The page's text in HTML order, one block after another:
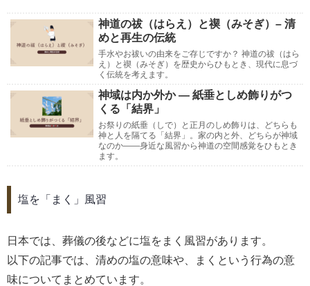
神道の祓（はらえ）と禊（みそぎ）– 清
めと再生の伝統
手水やお祓いの由来をご存じですか？ 神道の祓（はら
え）と禊（みそぎ）を歴史からひもとき、現代に息づ
く伝統を考えます。
神域は内か外か ― 紙垂としめ飾りがつ
くる「結界」
お祭りの紙垂（しで）と正月のしめ飾りは、どちらも
神と人を隔てる「結界」。家の内と外、どちらが神域
なのか――身近な風習から神道の空間感覚をひもとき
ます。
塩を「まく」風習
日本では、葬儀の後などに塩をまく風習があります。
以下の記事では、清めの塩の意味や、まくという行為の意
味についてまとめています。